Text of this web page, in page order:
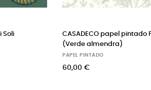
CASADECO papel pintado POETIC FOREST